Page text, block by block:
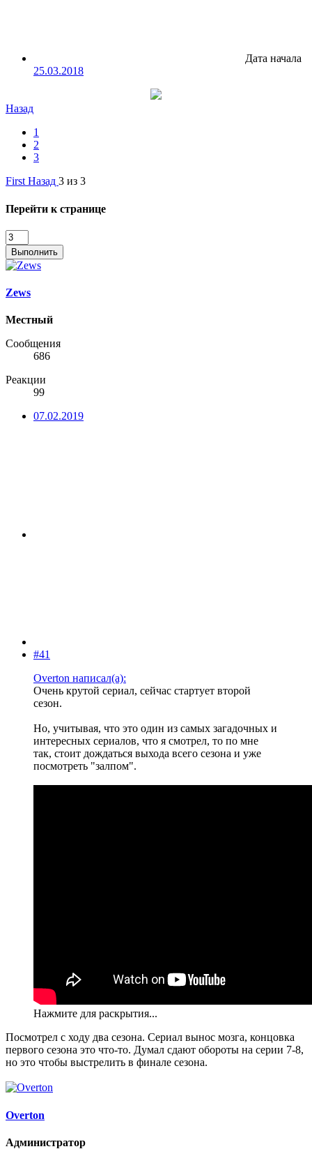
Дата начала
25.03.2018
Назад
1
2
3
First Назад 3 из 3
Перейти к странице
Выполнить
Zews
Местный
Сообщения
686
Реакции
99
07.02.2019
#41
Overton написал(а):
Очень крутой сериал, сейчас стартует второй
сезон.
Но, учитывая, что это один из самых загадочных и
интересных сериалов, что я смотрел, то по мне
так, стоит дождаться выхода всего сезона и уже
посмотреть "залпом".
Нажмите для раскрытия...
Посмотрел с ходу два сезона. Сериал вынос мозга, концовка
первого сезона это что-то. Думал сдают обороты на серии 7-8,
но это чтобы выстрелить в финале сезона.
Overton
Администратор